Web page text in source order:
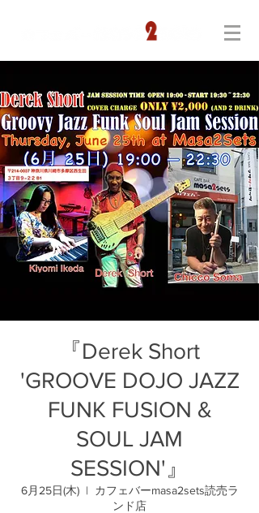
『Derek Short
'GROOVE DOJO JAZZ
FUNK FUSION &
SOUL JAM
SESSION'』
6月25日(木)
  |
カフェバーmasa2sets読売ラ
ンド店